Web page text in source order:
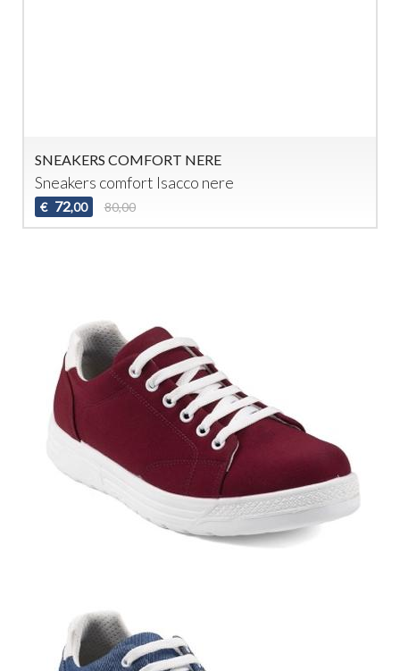
SNEAKERS COMFORT NERE
Sneakers comfort Isacco nere
€ 72,00 80,00